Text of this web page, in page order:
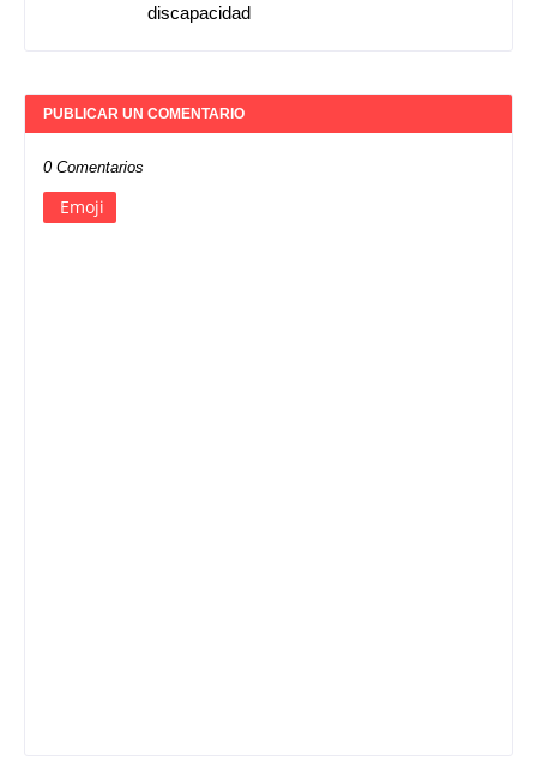
discapacidad
PUBLICAR UN COMENTARIO
0 Comentarios
Emoji